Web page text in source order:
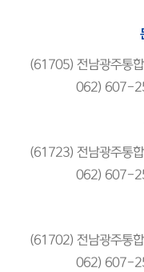
(61705) 전남광주통
062) 607-
(61723) 전남광주통
062) 607-
(61702) 전남광주통
062) 607-